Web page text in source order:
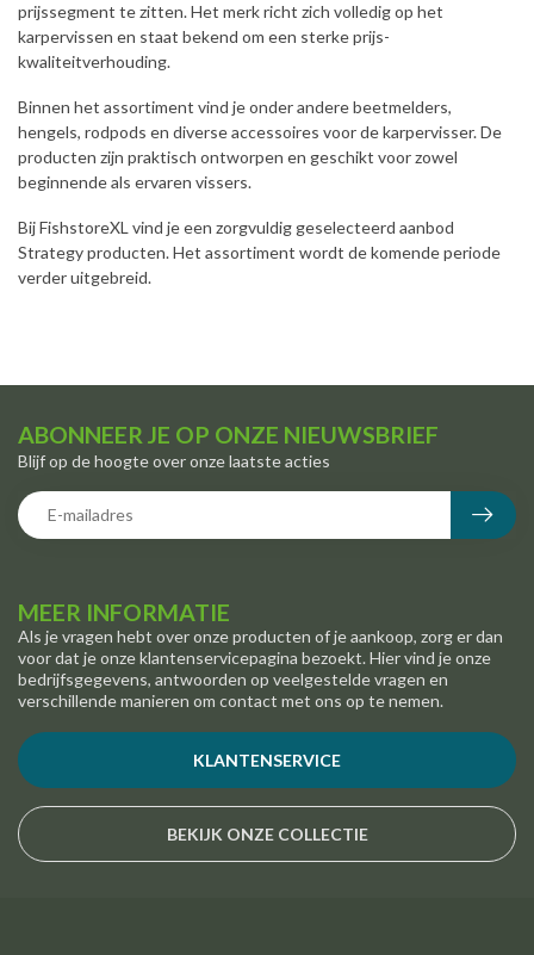
prijssegment te zitten. Het merk richt zich volledig op het
karpervissen en staat bekend om een sterke prijs-
kwaliteitverhouding.
Binnen het assortiment vind je onder andere beetmelders,
hengels, rodpods en diverse accessoires voor de karpervisser. De
producten zijn praktisch ontworpen en geschikt voor zowel
beginnende als ervaren vissers.
Bij FishstoreXL vind je een zorgvuldig geselecteerd aanbod
Strategy producten. Het assortiment wordt de komende periode
verder uitgebreid.
MEER INFORMATIE
Als je vragen hebt over onze producten of je aankoop, zorg er dan
voor dat je onze klantenservicepagina bezoekt. Hier vind je onze
bedrijfsgegevens, antwoorden op veelgestelde vragen en
verschillende manieren om contact met ons op te nemen.
KLANTENSERVICE
BEKIJK ONZE COLLECTIE
ABONNEER JE OP ONZE NIEUWSBRIEF
Blijf op de hoogte over onze laatste acties